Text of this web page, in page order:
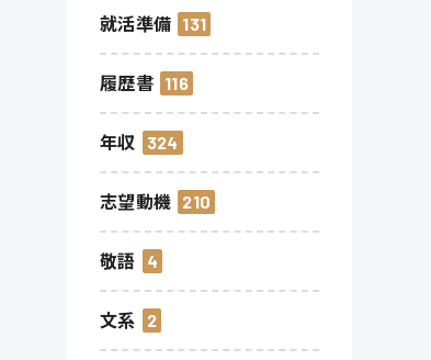
就活準備 131
履歴書 116
年収 324
志望動機 210
敬語 4
文系 2